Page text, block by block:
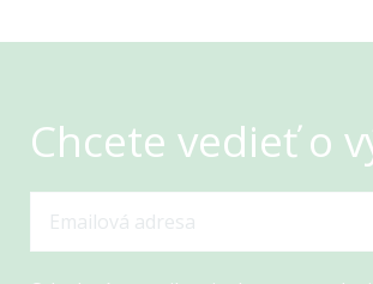
Chcete vedieť o